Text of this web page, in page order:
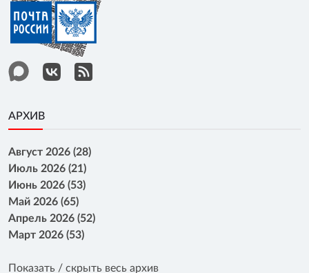
АРХИВ
Август 2026 (28)
Июль 2026 (21)
Июнь 2026 (53)
Май 2026 (65)
Апрель 2026 (52)
Март 2026 (53)
Показать / скрыть весь архив